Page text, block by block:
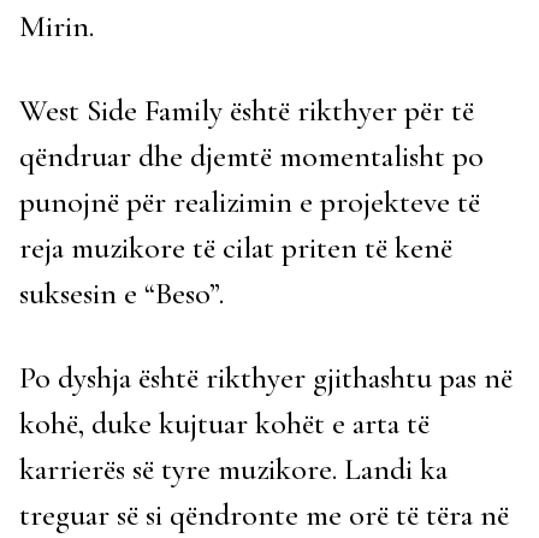
Mirin.
West Side Family është rikthyer për të
qëndruar dhe djemtë momentalisht po
punojnë për realizimin e projekteve të
reja muzikore të cilat priten të kenë
suksesin e “Beso”.
Po dyshja është rikthyer gjithashtu pas në
kohë, duke kujtuar kohët e arta të
karrierës së tyre muzikore. Landi ka
treguar së si qëndronte me orë të tëra në